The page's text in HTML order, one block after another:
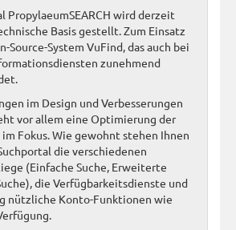
PropylaeumSEARCH wird derzeit
Basis gestellt. Zum Einsatz
Source-System VuFind, das auch bei
zunehmend
im Design und Verbesserungen
vor allem eine Optimierung der
Fokus. Wie gewohnt stehen Ihnen
die verschiedenen
(Einfache Suche, Erweiterte
die Verfügbarkeitsdienste und
nützliche Konto-Funktionen wie